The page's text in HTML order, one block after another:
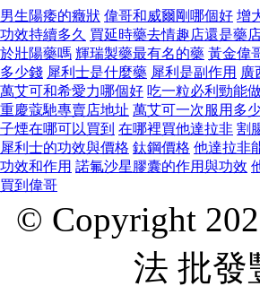
男生陽痿的癥狀 偉哥和威爾剛哪個好 增
功效持續多久 買延時藥去情趣店還是藥
於壯陽藥嗎 輝瑞製藥最有名的藥 黃金偉
多少錢 犀利士是什麼藥 犀利是副作用 廣
萬艾可和希愛力哪個好 吃一粒必利勁能
重慶蔻馳專賣店地址 萬艾可一次服用多
子煙在哪可以買到 在哪裡買他達拉非 割
犀利士的功效與價格 鈦鋼價格 他達拉非
功效和作用 諾氟沙星膠囊的作用與功效
買到偉哥
© Copyright
法 批發